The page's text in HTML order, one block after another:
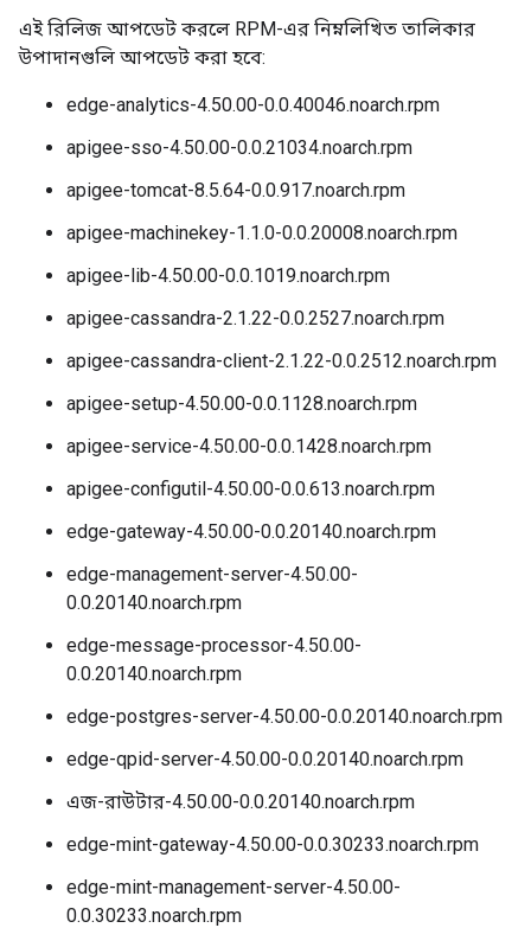
এই রিলিজ আপডেট করলে RPM-এর নিম্নলিখিত তালিকার
উপাদানগুলি আপডেট করা হবে:
edge-analytics-4.50.00-0.0.40046.noarch.rpm
apigee-sso-4.50.00-0.0.21034.noarch.rpm
apigee-tomcat-8.5.64-0.0.917.noarch.rpm
apigee-machinekey-1.1.0-0.0.20008.noarch.rpm
apigee-lib-4.50.00-0.0.1019.noarch.rpm
apigee-cassandra-2.1.22-0.0.2527.noarch.rpm
apigee-cassandra-client-2.1.22-0.0.2512.noarch.rpm
apigee-setup-4.50.00-0.0.1128.noarch.rpm
apigee-service-4.50.00-0.0.1428.noarch.rpm
apigee-configutil-4.50.00-0.0.613.noarch.rpm
edge-gateway-4.50.00-0.0.20140.noarch.rpm
edge-management-server-4.50.00-
0.0.20140.noarch.rpm
edge-message-processor-4.50.00-
0.0.20140.noarch.rpm
edge-postgres-server-4.50.00-0.0.20140.noarch.rpm
edge-qpid-server-4.50.00-0.0.20140.noarch.rpm
এজ-রাউটার-4.50.00-0.0.20140.noarch.rpm
edge-mint-gateway-4.50.00-0.0.30233.noarch.rpm
edge-mint-management-server-4.50.00-
0.0.30233.noarch.rpm